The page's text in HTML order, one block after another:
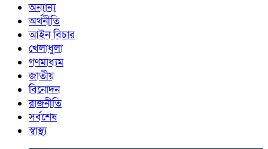
অন্যান্য
অর্থনীতি
আইন বিচার
খেলাধুলা
গণমাধ্যম
জাতীয়
বিনোদন
রাজনীতি
সর্বশেষ
স্বাস্থ্য